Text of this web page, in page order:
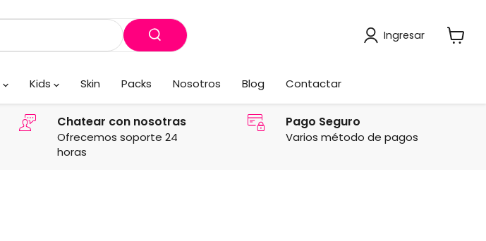
Ingresar
Kids Skin Packs Nosotros Blog Contactar
Chatear con nosotras
Ofrecemos soporte 24
horas
Pago Seguro
Varios método de pagos